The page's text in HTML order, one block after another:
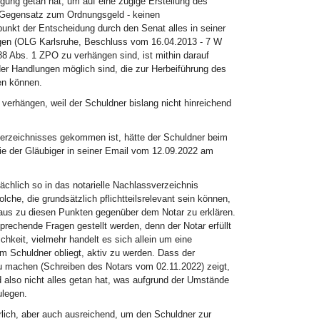
zum Ordnungsgeld - keinen
der Entscheidung durch den Senat alles in seiner
(OLG Karlsruhe, Beschluss vom 16.04.2013 - 7 W
Abs. 1 ZPO zu verhängen sind, ist mithin darauf
Handlungen möglich sind, die zur Herbeiführung des
können.
weil der Schuldner bislang nicht hinreichend
gekommen ist, hätte der Schuldner beim
der Gläubiger in seiner Email vom 12.09.2022 am
so in das notarielle Nachlassverzeichnis
die grundsätzlich pflichtteilsrelevant sein können,
zu diesen Punkten gegenüber dem Notar zu erklären.
Fragen gestellt werden, denn der Notar erfüllt
vielmehr handelt es sich allein um eine
Schuldner obliegt, aktiv zu werden. Dass der
(Schreiben des Notars vom 02.11.2022) zeigt,
nicht alles getan hat, was aufgrund der Umstände
aber auch ausreichend, um den Schuldner zur